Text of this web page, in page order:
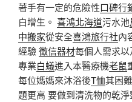
著手有一定的危險性口碑行
白增生。 喜鴻北海道污水池
中搬家從安全喜鴻旅行社內
經驗徵信器材每個人需求
專業白蟻進入本醫療機老鼠
每位媽媽來沐浴後T恤其困
題更高 要做到清洗物的乾淨